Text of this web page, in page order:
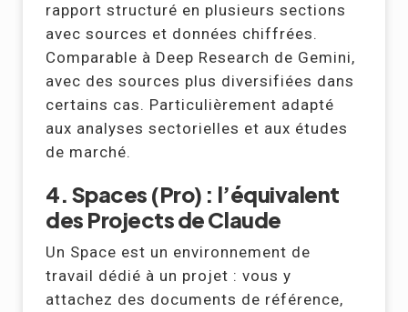
rapport structuré en plusieurs sections
avec sources et données chiffrées.
Comparable à Deep Research de Gemini,
avec des sources plus diversifiées dans
certains cas. Particulièrement adapté
aux analyses sectorielles et aux études
de marché.
4. Spaces (Pro) : l’équivalent
des Projects de Claude
Un Space est un environnement de
travail dédié à un projet : vous y
attachez des documents de référence,